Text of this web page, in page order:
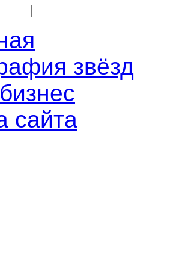
звёзд
сайта